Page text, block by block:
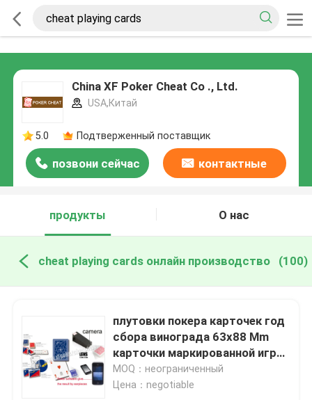
China XF Poker Cheat Co ., Ltd.
USA,Китай
5.0 Подтверженный поставщик
позвони сейчас контактные
продукты
О нас
cheat playing cards онлайн производство (100)
плутовки покера карточек год
сбора винограда 63x88 Mm
карточки маркированной играя
красные или голубые
MOQ：неограниченный
Цена：negotiable